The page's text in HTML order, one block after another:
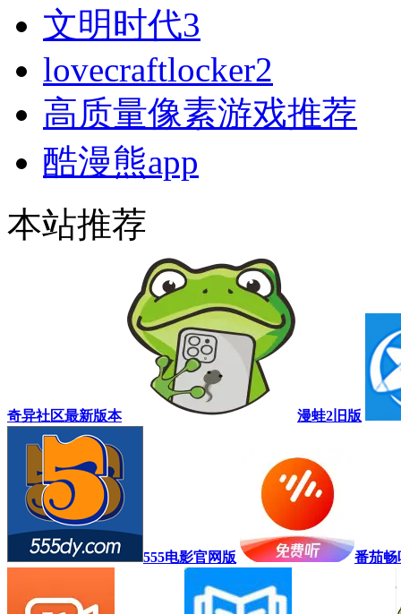
文明时代3
lovecraftlocker2
高质量像素游戏推荐
酷漫熊app
本站推荐
奇异社区最新版本 漫蛙2旧版
555电影官网版 番茄畅